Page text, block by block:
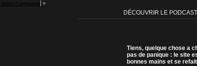
Select Language ▼
DÉCOUVRIR LE
Tiens, quelque chose a
pas de panique : le site
bonnes mains et se